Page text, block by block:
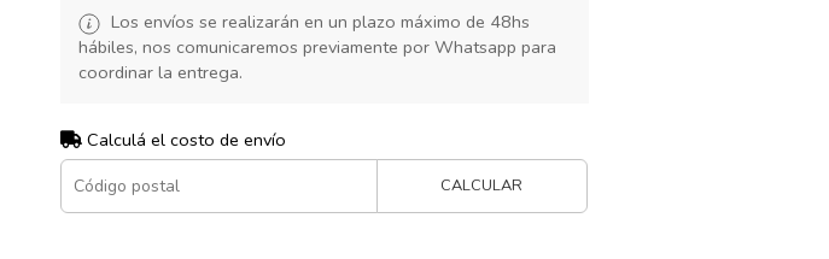
Los envíos se realizarán en un plazo máximo de 48hs
hábiles, nos comunicaremos previamente por Whatsapp para
coordinar la entrega.
Calculá el costo de envío
CALCULAR